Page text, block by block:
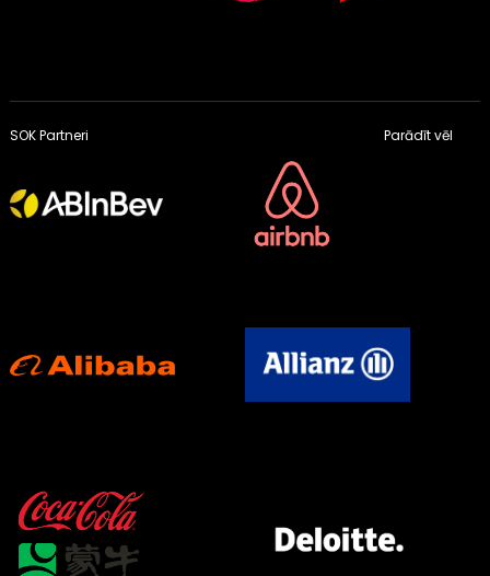
SOK Partneri Parādīt vēl